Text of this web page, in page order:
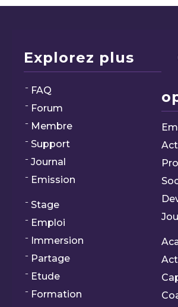
Explorez plus
FAQ
Forum
Membre
Support
Journal
Emission
Stage
Emploi
Immersion
Partage
Etude
Formation